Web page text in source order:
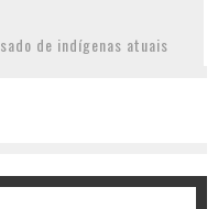
de indígenas atuais